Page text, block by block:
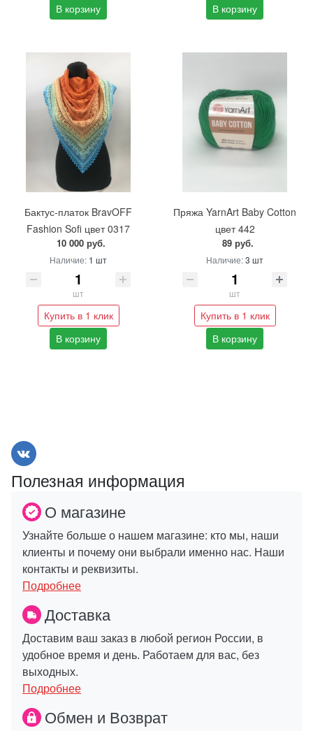
В корзину В корзину
Бактус-платок BravOFF
Fashion Sofi цвет 0317
10 000 руб.
Наличие: 1 шт
шт
Купить в 1 клик
В корзину
Пряжа YarnArt Baby Cotton
цвет 442
89 руб.
Наличие:3 шт
шт
Купить в 1 клик
В корзину
Полезная информация
О магазине
Узнайте больше о нашем магазине: кто мы, наши
клиенты и почему они выбрали именно нас. Наши
контакты и реквизиты.
Подробнее
Доставка
Доставим ваш заказ в любой регион России, в
удобное время и день. Работаем для вас, без
выходных.
Подробнее
Обмен и Возврат